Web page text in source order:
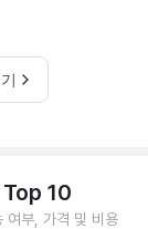
Top 10
여부, 가격 및 비용